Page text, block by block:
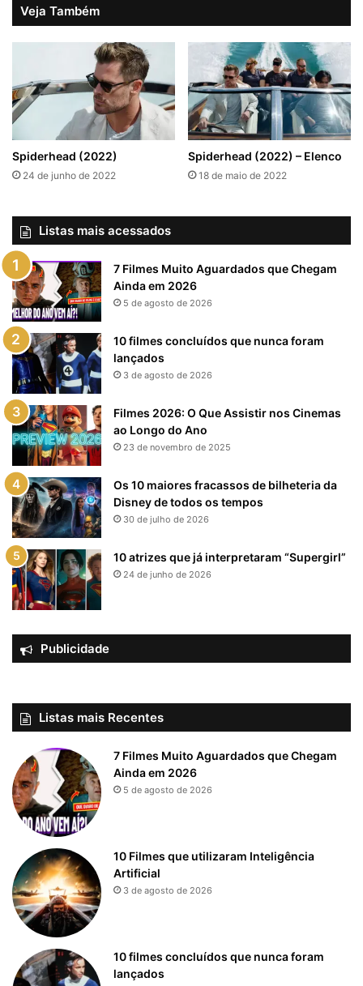
Veja Também
Spiderhead (2022)
24 de junho de 2022
Spiderhead (2022) – Elenco
18 de maio de 2022
Listas mais acessados
7 Filmes Muito Aguardados que Chegam
Ainda em 2026
5 de agosto de 2026
10 filmes concluídos que nunca foram
lançados
3 de agosto de 2026
Filmes 2026: O Que Assistir nos Cinemas
ao Longo do Ano
23 de novembro de 2025
Os 10 maiores fracassos de bilheteria da
Disney de todos os tempos
30 de julho de 2026
10 atrizes que já interpretaram “Supergirl”
24 de junho de 2026
Publicidade
Listas mais Recentes
7 Filmes Muito Aguardados que Chegam
Ainda em 2026
5 de agosto de 2026
10 Filmes que utilizaram Inteligência
Artificial
3 de agosto de 2026
10 filmes concluídos que nunca foram
lançados